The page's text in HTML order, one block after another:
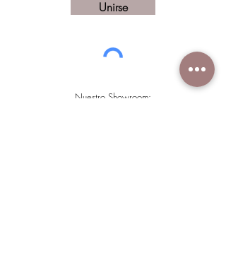
Unirse
Nuestro Showroom: